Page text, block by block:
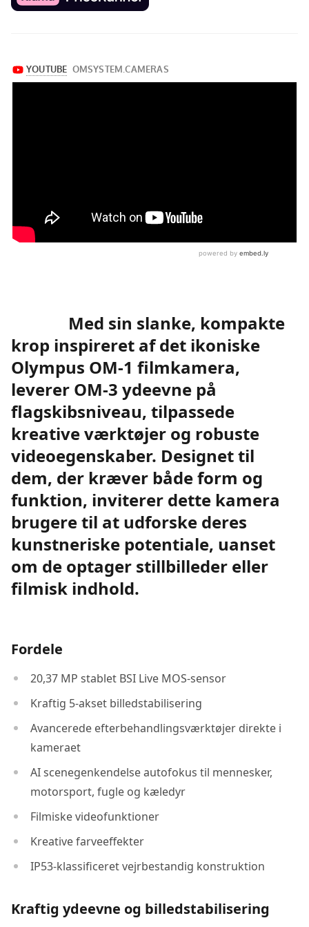
Med sin slanke, kompakte
krop inspireret af det ikoniske
Olympus OM-1 filmkamera,
leverer OM-3 ydeevne på
flagskibsniveau, tilpassede
kreative værktøjer og robuste
videoegenskaber. Designet til
dem, der kræver både form og
funktion, inviterer dette kamera
brugere til at udforske deres
kunstneriske potentiale, uanset
om de optager stillbilleder eller
filmisk indhold.
Fordele
20,37 MP stablet BSI Live MOS-sensor
Kraftig 5-akset billedstabilisering
Avancerede efterbehandlingsværktøjer direkte i
kameraet
AI scenegenkendelse autofokus til mennesker,
motorsport, fugle og kæledyr
Filmiske videofunktioner
Kreative farveeffekter
IP53-klassificeret vejrbestandig konstruktion
Kraftig ydeevne og billedstabilisering